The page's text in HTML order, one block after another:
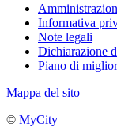
Informativa
Note legali
Dichiarazione
Piano di
Mappa del sito
© MyCity